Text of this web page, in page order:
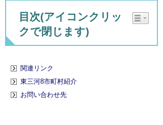
目次(アイコンクリッ
クで閉じます)
関連リンク
東三河8市町村紹介
お問い合わせ先